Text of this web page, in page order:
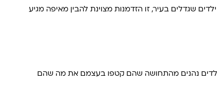
שגדלים בעיר, זו הזדמנות מצוינת להבין מאיפה מגיע
נהנים מהתחושה שהם קטפו בעצמם את מה שהם